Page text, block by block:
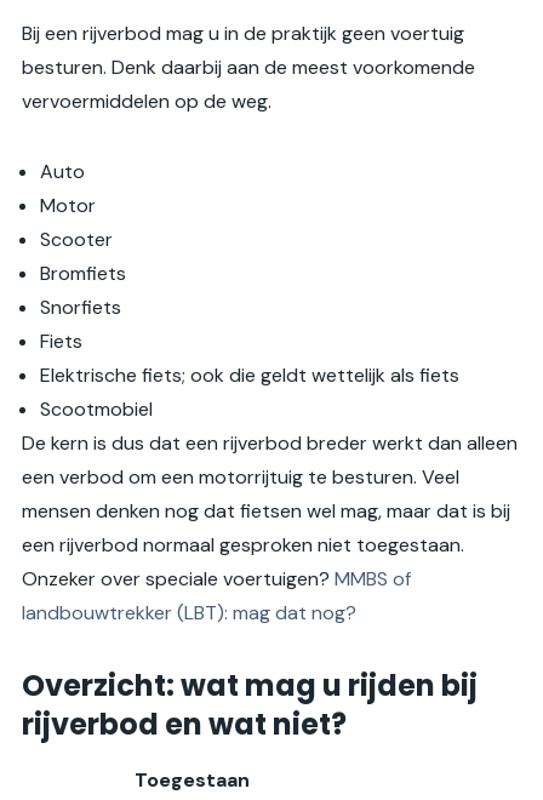
Bij een rijverbod mag u in de praktijk geen voertuig
besturen. Denk daarbij aan de meest voorkomende
vervoermiddelen op de weg.
Auto
Motor
Scooter
Bromfiets
Snorfiets
Fiets
Elektrische fiets; ook die geldt wettelijk als fiets
Scootmobiel
De kern is dus dat een rijverbod breder werkt dan alleen
een verbod om een motorrijtuig te besturen. Veel
mensen denken nog dat fietsen wel mag, maar dat is bij
een rijverbod normaal gesproken niet toegestaan.
Onzeker over speciale voertuigen? MMBS of
landbouwtrekker (LBT): mag dat nog?
Overzicht: wat mag u rijden bij
rijverbod en wat niet?
Toegestaan